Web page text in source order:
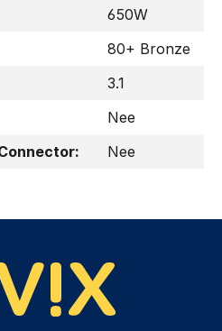
650W
80+ Bronze
3.1
Nee
Nee